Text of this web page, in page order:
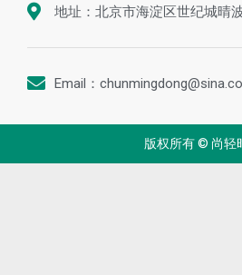
地址：北京市海淀区世纪城晴
Email：
版权所有 © 尚轻